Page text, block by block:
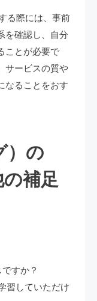
る際には、事前
を確認し、自分
ことが必要で
サービスの質や
なることをおす
）の
補足
すか？
習していただけ